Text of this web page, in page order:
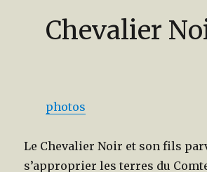
Chevalier
photos
Le Chevalier Noir et son fils
s’approprier les terres du